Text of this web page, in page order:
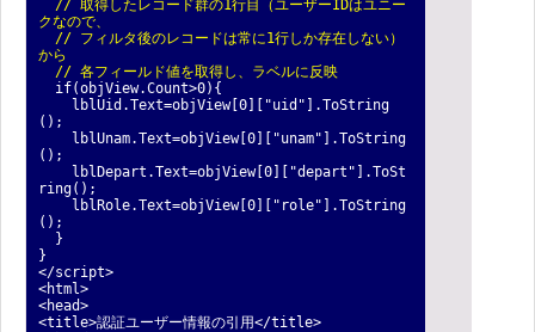
// 取得したレコード群の1行目（ユーザーIDはユニー
クなので、
// フィルタ後のレコードは常に1行しか存在しない）
から
// 各フィールド値を取得し、ラベルに反映
if(objView.Count>0){
lblUid.Text=objView[0]["uid"].ToString
();
lblUnam.Text=objView[0]["unam"].ToString
();
lblDepart.Text=objView[0]["depart"].ToSt
ring();
lblRole.Text=objView[0]["role"].ToString
();
}
}
</script>
<html>
<head>
<title>認証ユーザー情報の引用</title>